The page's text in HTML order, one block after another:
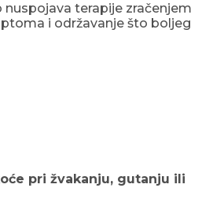
terapije zračenjem
i održavanje što boljeg
pri žvakanju, gutanju ili